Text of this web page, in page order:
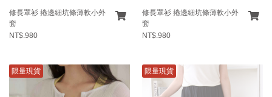
修長罩衫 捲邊細坑條薄軟小外
套
NT$.980
修長罩衫 捲邊細坑條薄軟小外
套
NT$.980
限量現貨 限量現貨